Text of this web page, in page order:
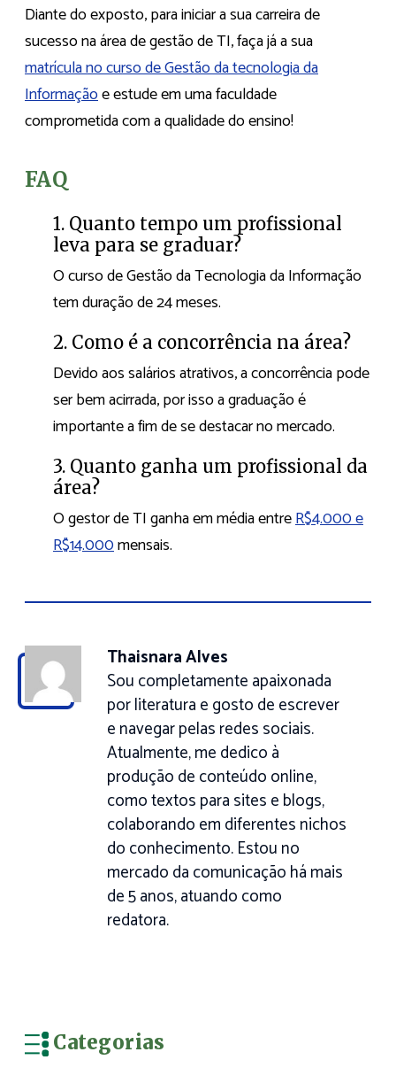
Diante do exposto, para iniciar a sua carreira de
sucesso na área de gestão de TI, faça já a sua
matrícula no curso de Gestão da tecnologia da
Informaçãoe estude em uma faculdade
comprometida com a qualidade do ensino!
FAQ
1. Quanto tempo um profissional
leva para se graduar?
O curso de Gestão da Tecnologia da Informação
tem duração de 24 meses.
2. Como é a concorrência na área?
Devido aos salários atrativos, a concorrência pode
ser bem acirrada, por isso a graduação é
importante a fim de se destacar no mercado.
3. Quanto ganha um profissional da
área?
O gestor de TI ganha em média entreR$4.000 e
R$14.000mensais.
Thaisnara Alves
Sou completamente apaixonada
por literatura e gosto de escrever
e navegar pelas redes sociais.
Atualmente, me dedico à
produção de conteúdo online,
como textos para sites e blogs,
colaborando em diferentes nichos
do conhecimento. Estou no
mercado da comunicação há mais
de 5 anos, atuando como
redatora.
Categorias